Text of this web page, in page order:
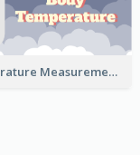
Temperature Measurement